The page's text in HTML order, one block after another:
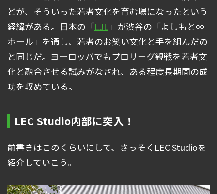
どが、そういった若者文化を育む場になったという
経緯がある。日本の「LJL 」が渋谷の「よしもと∞
ホール」を通し、若者のお笑い文化と手を組んだの
と同じだ。ヨーロッパでもプロリーグ観戦を若者文
化と融合させる試みがなされ、ある程度長期間の成
功を収めている。
LEC Studio内部に突入！
前書きはこのくらいにして、さっそくLEC Studioを
紹介していこう。